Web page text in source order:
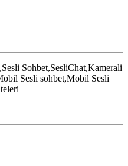
Sohbet,SesliChat,Kamerali
Sesli sohbet,Mobil Sesli